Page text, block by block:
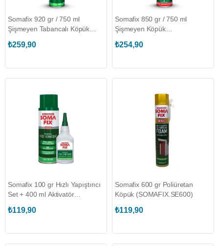
Somafix 920 gr / 750 ml
Şişmeyen Tabancalı Köpük
₺259,90
Somafix 850 gr / 750 ml
Şişmeyen Köpük
₺254,90
Somafix 100 gr Hızlı Yapıştırıcı
Set + 400 ml Aktivatör
₺119,90
Somafix 600 gr Poliüretan
Köpük (SOMAFIX.SE600)
₺119,90